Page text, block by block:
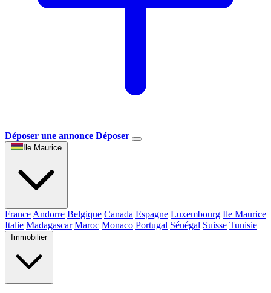
Déposer une annonce Déposer
Ile Maurice
France Andorre Belgique Canada Espagne Luxembourg Ile Maurice
Italie Madagascar Maroc Monaco Portugal Sénégal Suisse Tunisie
Immobilier